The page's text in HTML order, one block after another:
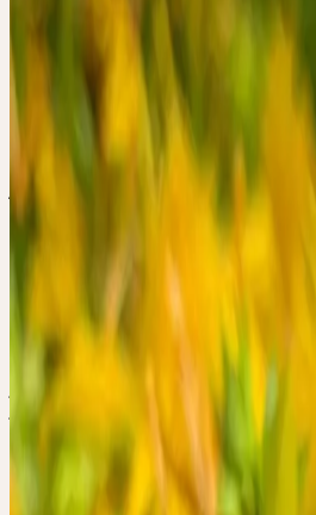
🇨🇭
Schlaf
jeudi, 12 novembre 2026
jeudi
Présentiel
Séminaire thématique 🇨🇭 CH